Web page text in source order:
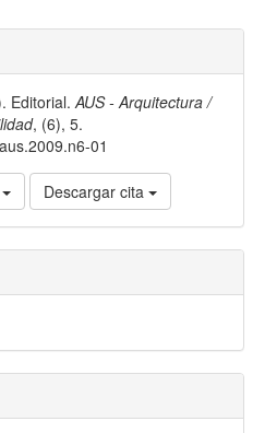
Editorial. AUS - Arquitectura /
, (6), 5.
01
Descargar cita